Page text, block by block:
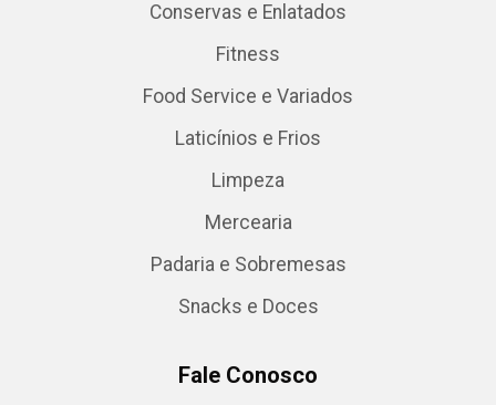
Conservas e Enlatados
Fitness
Food Service e Variados
Laticínios e Frios
Limpeza
Mercearia
Padaria e Sobremesas
Snacks e Doces
Fale Conosco